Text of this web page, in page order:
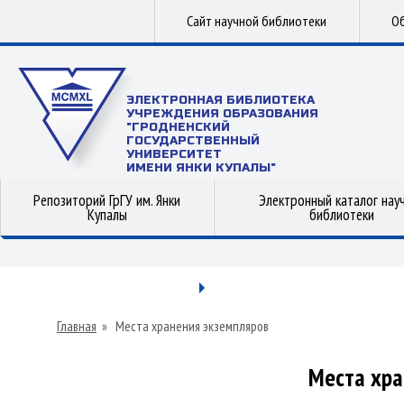
Сайт научной библиотеки
ЭЛЕКТРОННАЯ БИБЛИОТЕКА
УЧРЕЖДЕНИЯ ОБРАЗОВАНИЯ
"ГРОДНЕНСКИЙ
ГОСУДАРСТВЕННЫЙ
УНИВЕРСИТЕТ
ИМЕНИ ЯНКИ КУПАЛЫ"
Репозиторий ГрГУ им. Янки
Купалы
Электронный каталог
библиотеки
Главная » Места хранения экземпляров
Места